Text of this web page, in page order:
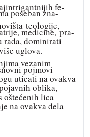
fe-
poseban zna-
teologije,
medicine, pra-
rada, dominirati
uglova.
vezanim
pojmovi
uticati na ovakva
oblika,
oštećenih lica
na ovakva dela